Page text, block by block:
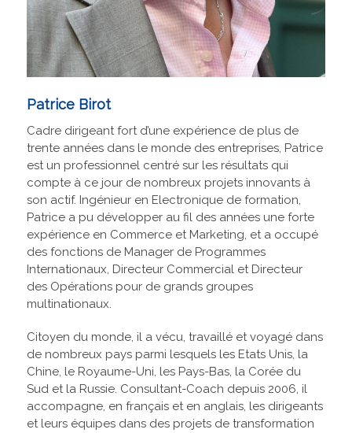
Patrice Birot
Cadre dirigeant fort d’une expérience de plus de
trente années dans le monde des entreprises, Patrice
est un professionnel centré sur les résultats qui
compte à ce jour de nombreux projets innovants à
son actif. Ingénieur en Electronique de formation,
Patrice a pu développer au fil des années une forte
expérience en Commerce et Marketing, et a occupé
des fonctions de Manager de Programmes
Internationaux, Directeur Commercial et Directeur
des Opérations pour de grands groupes
multinationaux.
Citoyen du monde, il a vécu, travaillé et voyagé dans
de nombreux pays parmi lesquels les Etats Unis, la
Chine, le Royaume-Uni, les Pays-Bas, la Corée du
Sud et la Russie. Consultant-Coach depuis 2006, il
accompagne, en français et en anglais, les dirigeants
et leurs équipes dans des projets de transformation